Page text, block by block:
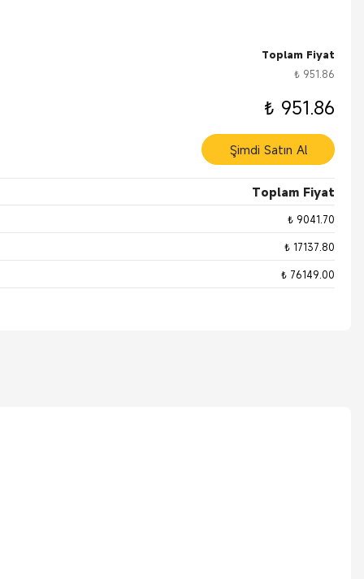
Toplam Fiyat
₺ 951.86
₺ 951.86
Şimdi Satın Al
Toplam Fiyat
₺ 9041.70
₺ 17137.80
₺ 76149.00